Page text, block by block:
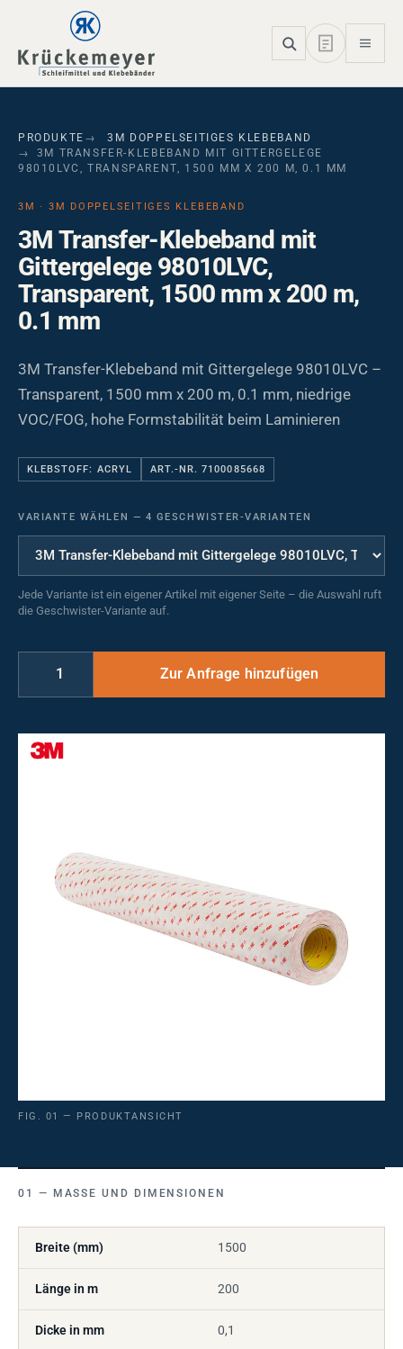
Skip to main navigation
Skip to main content
Skip to page footer
PRODUKTE
3M DOPPELSEITIGES KLEBEBAND
3M TRANSFER-KLEBEBAND MIT GITTERGELEGE
98010LVC, TRANSPARENT, 1500 MM X 200 M, 0.1 MM
3M · 3M DOPPELSEITIGES KLEBEBAND
3M Transfer-Klebeband mit
Gittergelege 98010LVC,
Transparent, 1500 mm x 200 m,
0.1 mm
3M Transfer-Klebeband mit Gittergelege 98010LVC –
Transparent, 1500 mm x 200 m, 0.1 mm, niedrige
VOC/FOG, hohe Formstabilität beim Laminieren
KLEBSTOFF: ACRYL ART.-NR. 7100085668
VARIANTE WÄHLEN — 4 GESCHWISTER-VARIANTEN
Jede Variante ist ein eigener Artikel mit eigener Seite – die Auswahl ruft
die Geschwister-Variante auf.
FIG. 01 — PRODUKTANSICHT
MASSE UND DIMENSIONEN
Breite (mm) 1500
Länge in m 200
Dicke in mm 0,1